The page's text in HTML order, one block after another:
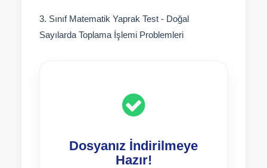
3. Sınıf Matematik Yaprak Test - Doğal
Sayılarda Toplama İşlemi Problemleri
Dosyanız İndirilmeye
Hazır!